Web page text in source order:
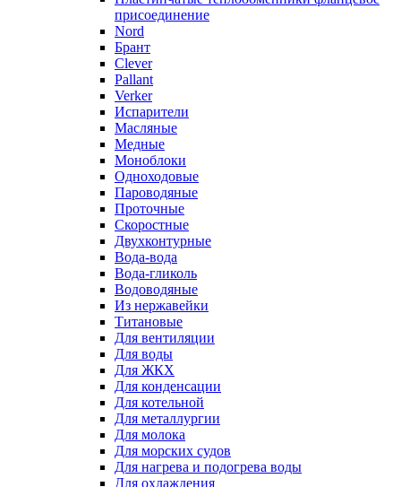
присоединение
Nord
Брант
Clever
Pallant
Verker
Испарители
Масляные
Медные
Моноблоки
Одноходовые
Пароводяные
Проточные
Скоростные
Двухконтурные
Вода-вода
Вода-гликоль
Водоводяные
Из нержавейки
Титановые
Для вентиляции
Для воды
Для ЖКХ
Для конденсации
Для котельной
Для металлургии
Для молока
Для морских судов
Для нагрева и подогрева воды
Для охлаждения